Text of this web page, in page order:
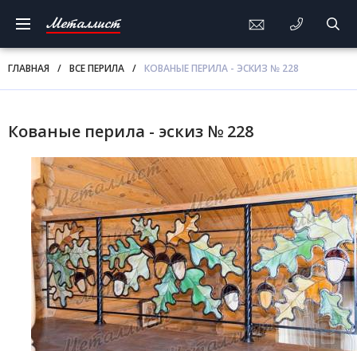
Металлист
ГЛАВНАЯ / ВСЕ ПЕРИЛА / КОВАНЫЕ ПЕРИЛА - ЭСКИЗ № 228
Кованые перила - эскиз № 228